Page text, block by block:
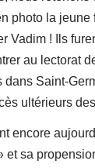
photo la jeune
Vadim ! Ils
au lectorat
Saint-
ultérieurs
encore
et sa